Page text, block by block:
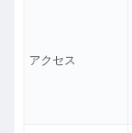
アクセス